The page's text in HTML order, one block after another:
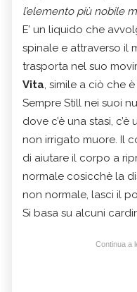
l’elemento più nobile
E’ un liquido che
spinale e attraverso il
trasporta nel suo
Vita, simile a ciò che
Sempre Still nei suoi
dove c’è una stasi,
non irrigato muore. Il
di aiutare il corpo a
normale cosicchè la
non normale, lasci il
Si basa su alcuni
Continua a